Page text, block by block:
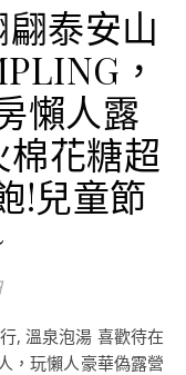
泰安山
，
懶人露
花糖超
!兒童節
，玩懶人豪華偽露營